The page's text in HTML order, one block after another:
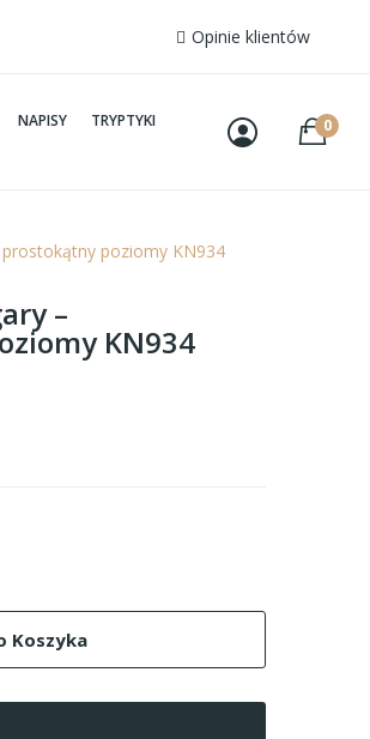
Opinie klientów
NAPISY
TRYPTYKI
0
poziomy KN934
–
KN934
Koszyka